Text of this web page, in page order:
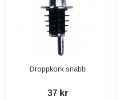
Droppkork snabb
37 kr